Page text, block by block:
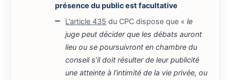
présence du public est facultative
L’article 435 du CPC dispose que «le
juge peut décider que les débats auront
lieu ou se poursuivront en chambre du
conseil s’il doit résulter de leur publicité
une atteinte à l’intimité de la vie privée, ou